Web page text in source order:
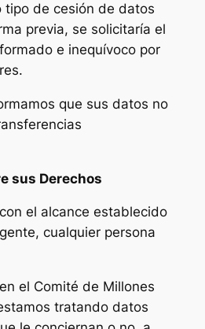
tipo de cesión de datos
previa, se solicitaría el
e inequívoco por
que sus datos no
sus Derechos
el alcance establecido
cualquier persona
el Comité de Millones
tratando datos